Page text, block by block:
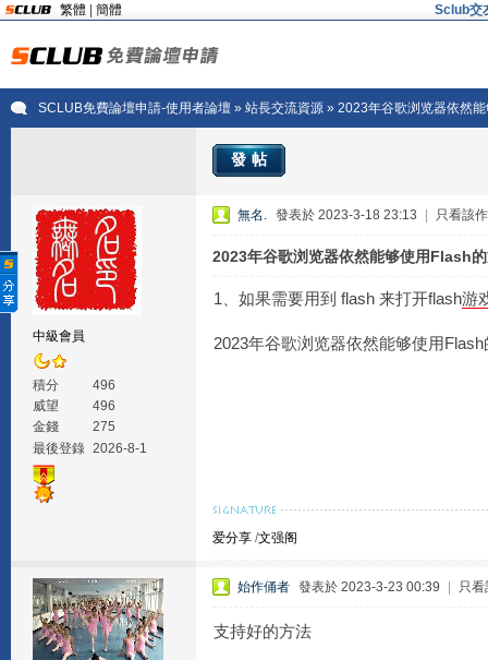
繁體 簡體 Sclub交
SCLUB免費論壇申請-使用者論壇» 站長交流資源» 2023年谷歌浏览器依然
發帖
中級會員
積分
496
威望
496
金錢
275
最後登錄 2026-8-1
無名. 發表於 2023-3-18 23:13 只看該
2023年谷歌浏览器依然能够使用Flash
1、如果需要用到 flash 来打开flash游
2023年谷歌浏览器依然能够使用
爱分享/文强阁
始作俑者 發表於 2023-3-23 00:39 只看
支持好的方法